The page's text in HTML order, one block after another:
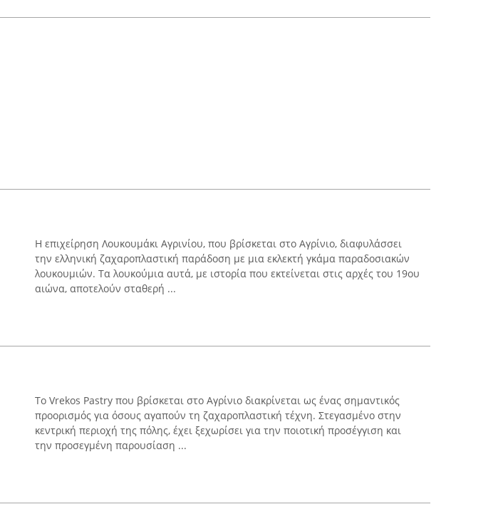
Η επιχείρηση Λουκουμάκι Αγρινίου, που βρίσκεται στο Αγρίνιο, διαφυλάσσει
την ελληνική ζαχαροπλαστική παράδοση με μια εκλεκτή γκάμα παραδοσιακών
λουκουμιών. Τα λουκούμια αυτά, με ιστορία που εκτείνεται στις αρχές του 19ου
αιώνα, αποτελούν σταθερή ...
Το Vrekos Pastry που βρίσκεται στο Αγρίνιο διακρίνεται ως ένας σημαντικός
προορισμός για όσους αγαπούν τη ζαχαροπλαστική τέχνη. Στεγασμένο στην
κεντρική περιοχή της πόλης, έχει ξεχωρίσει για την ποιοτική προσέγγιση και
την προσεγμένη παρουσίαση ...